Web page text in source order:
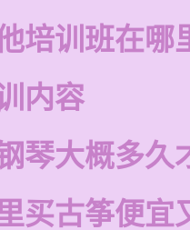
培训班在哪
内容
琴大概多久
买古筝便宜